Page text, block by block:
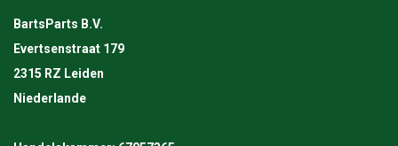
BartsParts B.V.
Evertsenstraat 179
2315 RZ Leiden
Niederlande